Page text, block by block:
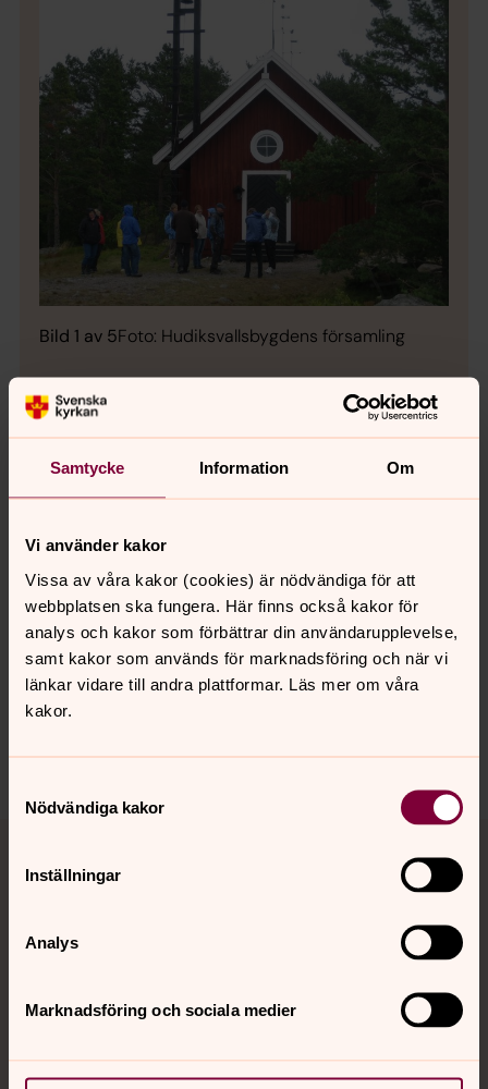
Samtycke Information Om
Vi använder kakor
Vissa av våra kakor (cookies) är nödvändiga för att
webbplatsen ska fungera. Här finns också kakor för
analys och kakor som förbättrar din användarupplevelse,
samt kakor som används för marknadsföring och när vi
länkar vidare till andra plattformar. Läs mer om våra
kakor.
Nödvändiga kakor
Inställningar
Analys
Marknadsföring och sociala medier
Bild 1 av 5Foto: Hudiksvallsbygdens församling
Bild
Öppna bildspel
Senast ändrad 19 april 2016
Synpunkter eller frågor på sidans
innehåll?
hudiksvallsbygdens.forsamling@svenskakyrkan.se
Dela
Kontakt
Kalender